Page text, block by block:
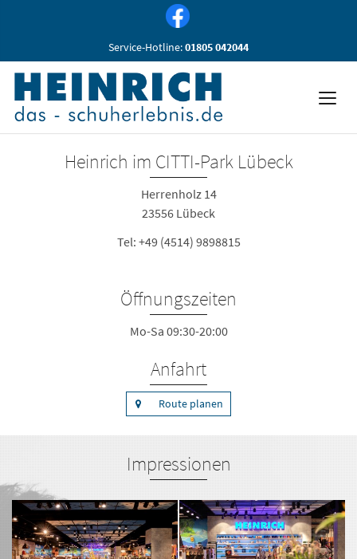
Service-Hotline:01805 042044
Heinrich im CITTI-Park Lübeck
Herrenholz 14
23556 Lübeck
Tel: +49 (4514) 9898815
Öffnungszeiten
Mo-Sa 09:30-20:00
Anfahrt
Route planen
Impressionen